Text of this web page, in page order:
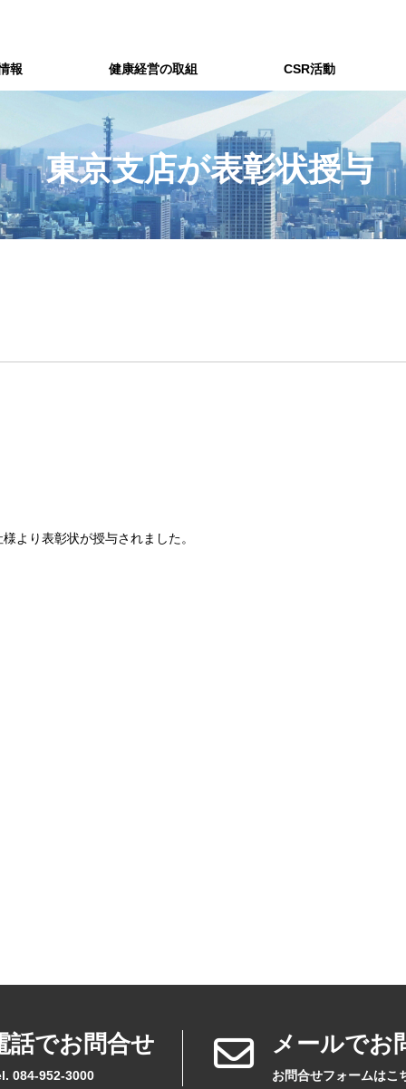
報 健康経営の取組 CSR活動
東京支店が表彰状授与
より表彰状が授与されました。
話でお問合せ
084-952-3000
メールでお
お問合せフォームはこ